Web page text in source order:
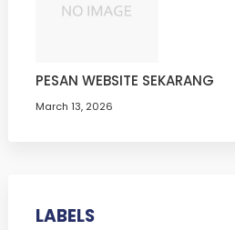
PESAN WEBSITE SEKARANG
March 13, 2026
LABELS